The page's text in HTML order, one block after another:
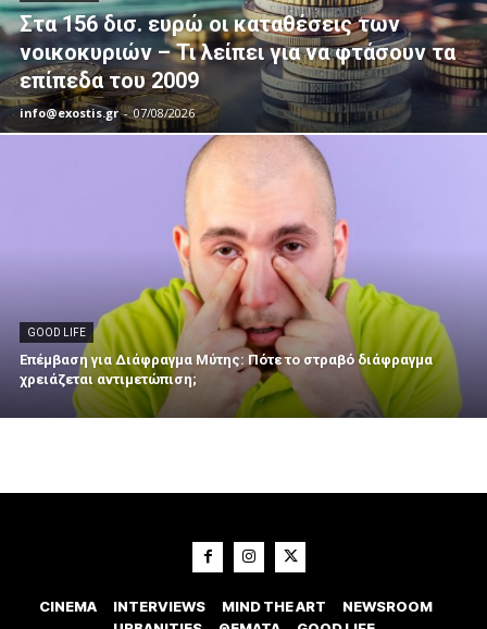
Στα 156 δισ. ευρώ οι καταθέσεις των
νοικοκυριών – Τι λείπει για να φτάσουν τα
επίπεδα του 2009
info@exostis.gr - 07/08/2026
GOOD LIFE
Επέμβαση για Διάφραγμα Μύτης: Πότε το στραβό διάφραγμα
χρειάζεται αντιμετώπιση;
CINEMA INTERVIEWS MIND THE ART
NEWSROOM